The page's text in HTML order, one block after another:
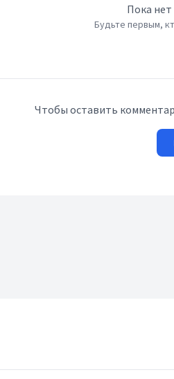
Пока
Будьте первым,
Чтобы оставить